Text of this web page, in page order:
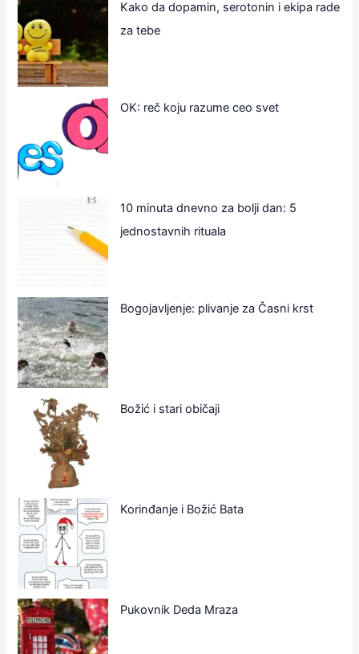
Kako da dopamin, serotonin i ekipa rade
za tebe
OK: reč koju razume ceo svet
10 minuta dnevno za bolji dan: 5
jednostavnih rituala
Bogojavljenje: plivanje za Časni krst
Božić i stari običaji
Korinđanje i Božić Bata
Pukovnik Deda Mraza